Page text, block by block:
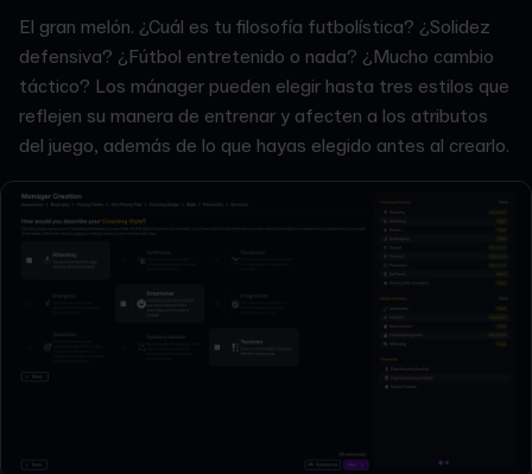
El gran melón. ¿Cuál es tu filosofía futbolística? ¿Solidez
defensiva? ¿Fútbol entretenido o nada? ¿Mucho cambio
táctico? Los mánager pueden elegir hasta tres estilos que
reflejen su manera de entrenar y afecten a los atributos
del juego, además de lo que hayas elegido antes al crearlo.